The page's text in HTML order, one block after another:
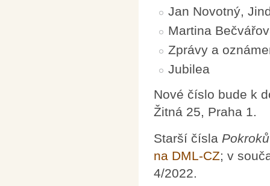
Jan Novotný,
Martina
Zprávy a
Jubilea
Nové číslo bude k
Žitná 25, Praha 1.
Starší čísla
na DML-CZ; v
4/2022.